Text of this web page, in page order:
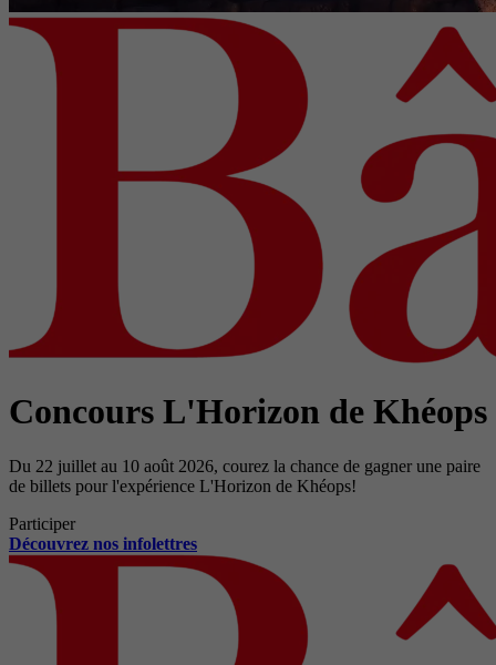
Concours L'Horizon de Khéops
Du 22 juillet au 10 août 2026, courez la chance de gagner une paire
de billets pour l'expérience L'Horizon de Khéops!
Participer
Découvrez nos infolettres